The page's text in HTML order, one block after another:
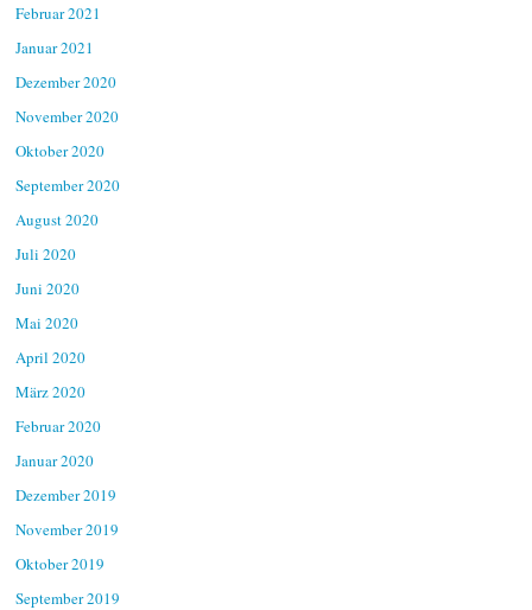
Februar 2021
Januar 2021
Dezember 2020
November 2020
Oktober 2020
September 2020
August 2020
Juli 2020
Juni 2020
Mai 2020
April 2020
März 2020
Februar 2020
Januar 2020
Dezember 2019
November 2019
Oktober 2019
September 2019